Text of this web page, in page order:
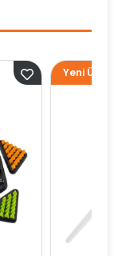
Yeni Ürün